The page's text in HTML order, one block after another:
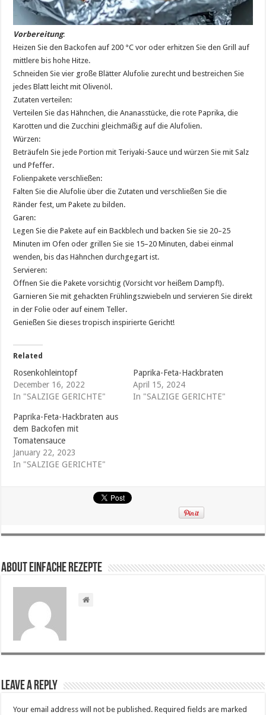
Vorbereitung:
Heizen Sie den Backofen auf 200 °C vor oder erhitzen Sie den Grill auf
mittlere bis hohe Hitze.
Schneiden Sie vier große Blätter Alufolie zurecht und bestreichen Sie
jedes Blatt leicht mit Olivenöl.
Zutaten verteilen:
Verteilen Sie das Hähnchen, die Ananasstücke, die rote Paprika, die
Karotten und die Zucchini gleichmäßig auf die Alufolien.
Würzen:
Beträufeln Sie jede Portion mit Teriyaki-Sauce und würzen Sie mit Salz
und Pfeffer.
Folienpakete verschließen:
Falten Sie die Alufolie über die Zutaten und verschließen Sie die
Ränder fest, um Pakete zu bilden.
Garen:
Legen Sie die Pakete auf ein Backblech und backen Sie sie 20–25
Minuten im Ofen oder grillen Sie sie 15–20 Minuten, dabei einmal
wenden, bis das Hähnchen durchgegart ist.
Servieren:
Öffnen Sie die Pakete vorsichtig (Vorsicht vor heißem Dampf!).
Garnieren Sie mit gehackten Frühlingszwiebeln und servieren Sie direkt
in der Folie oder auf einem Teller.
Genießen Sie dieses tropisch inspirierte Gericht!
Related
Rosenkohleintopf
December 16, 2022
In "SALZIGE GERICHTE"
Paprika-Feta-Hackbraten
April 15, 2024
In "SALZIGE GERICHTE"
Paprika-Feta-Hackbraten aus
dem Backofen mit
Tomatensauce
January 22, 2023
In "SALZIGE GERICHTE"
About Einfache Rezepte
Leave a Reply
Your email address will not be published. Required fields are marked